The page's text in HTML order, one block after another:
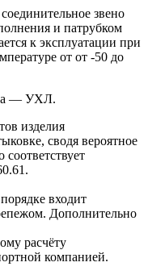
звено
и патрубком
к эксплуатации при
от от -50 до
— УХЛ.
изделия
сводя вероятное
входит
Дополнительно
расчёту
компанией.